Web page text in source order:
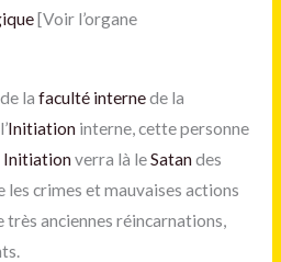
[Voir l’organe
la faculté internede la
Initiationinterne, cette personne
Initiationverra là leSatandes
les crimes et mauvaises actions
très anciennes réincarnations,